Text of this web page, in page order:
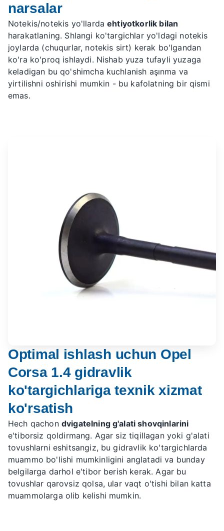
narsalar
Notekis/notekis yo'llardaehtiyotkorlik bilan
harakatlaning. Shlangi ko'targichlar yo'ldagi notekis
joylarda (chuqurlar, notekis sirt) kerak bo'lgandan
ko'ra ko'proq ishlaydi. Nishab yuza tufayli yuzaga
keladigan bu qo'shimcha kuchlanish aşınma va
yirtilishni oshirishi mumkin - bu kafolatning bir qismi
emas.
Optimal ishlash uchun Opel
Corsa 1.4 gidravlik
ko'targichlariga texnik xizmat
ko'rsatish
Hech qachon dvigatelning g'alati shovqinlarini
e'tiborsiz qoldirmang. Agar siz tiqillagan yoki g'alati
tovushlarni eshitsangiz, bu gidravlik ko'targichlarda
muammo bo'lishi mumkinligini anglatadi va bunday
belgilarga darhol e'tibor berish kerak. Agar bu
tovushlar qarovsiz qolsa, ular vaqt o'tishi bilan katta
muammolarga olib kelishi mumkin.